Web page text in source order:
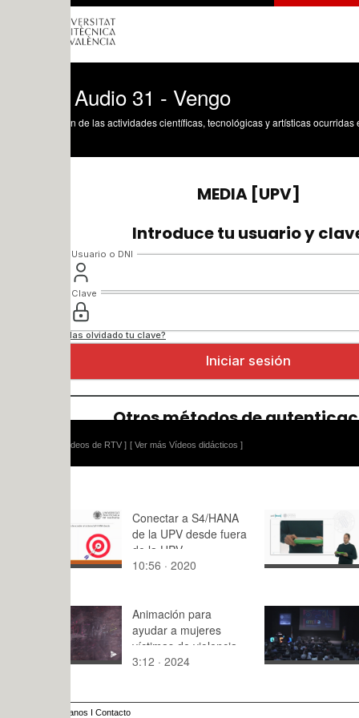
31 - Vengo
de las actividades científicas, tecnológicas y artísticas ocurridas en los tres
[ Ver más Vídeos didácticos ]
Conectar a S4/HANA
de la UPV desde fuera
de la UPV
10:56 · 2020
(1) (Gama
4:04 · 2012
Animación para
ayudar a mujeres
víctimas de violencia
de género
3:12 · 2024
Programa
UPV 25/
93:48 ·